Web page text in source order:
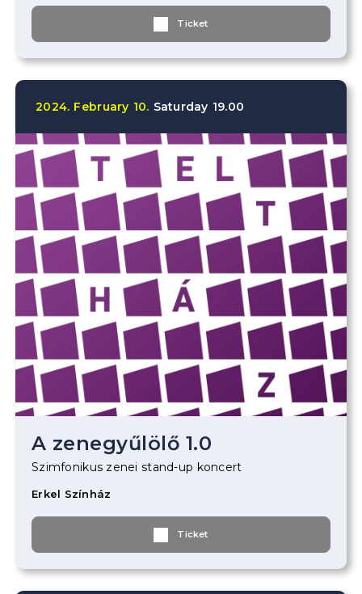
Ticket
2024. February 10. Saturday 19.00
A zenegyűlölő 1.0
Szimfonikus zenei stand-up koncert
Erkel Színház
Ticket